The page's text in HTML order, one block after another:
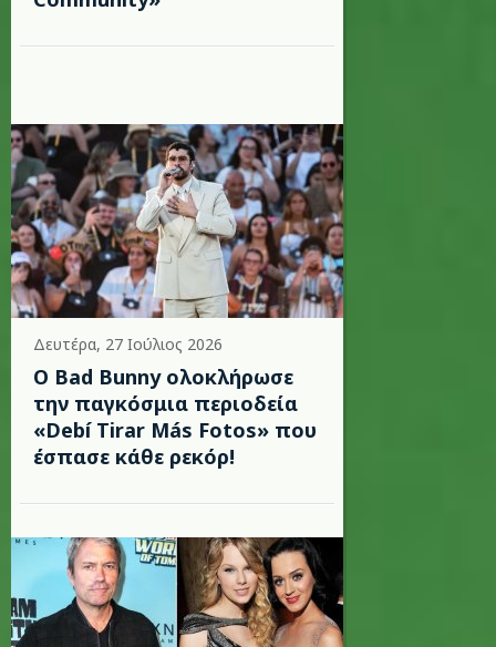
Δευτέρα, 27 Ιούλιος 2026
Ο Bad Bunny ολοκλήρωσε
την παγκόσμια περιοδεία
«Debí Tirar Más Fotos» που
έσπασε κάθε ρεκόρ!